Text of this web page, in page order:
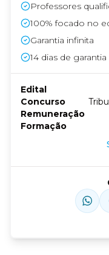
Professores
100% focado no
Garantia infinita
14 dias de garantia
Edital
Concurso
Remuneração
Formação